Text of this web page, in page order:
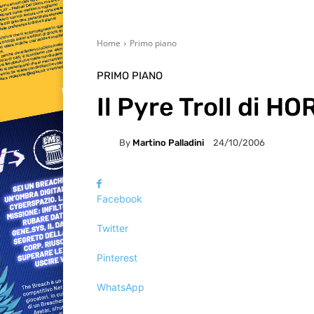
Home Primo piano
PRIMO PIANO
Il Pyre Troll di
By Martino Palladini 24/10/2006
Facebook
Twitter
Pinterest
WhatsApp